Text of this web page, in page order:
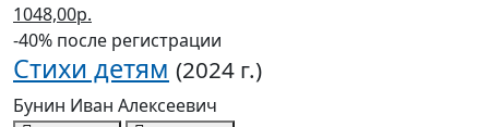
1048,00р.
-40% после регистрации
Стихи детям (2024 г.)
Бунин Иван Алексеевич